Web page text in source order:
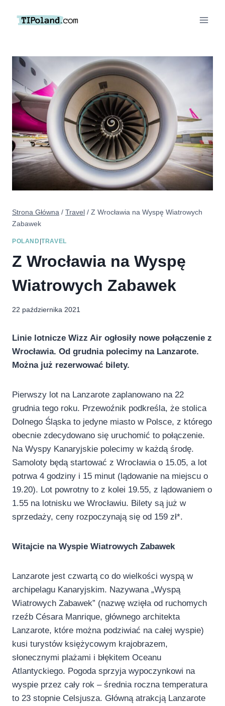
Strona Główna / Travel / Z Wrocławia na Wyspę Wiatrowych
Zabawek
POLAND |TRAVEL
Z Wrocławia na Wyspę
Wiatrowych Zabawek
22 października 2021
Linie lotnicze Wizz Air ogłosiły nowe połączenie z
Wrocławia. Od grudnia polecimy na Lanzarote.
Można już rezerwować bilety.
Pierwszy lot na Lanzarote zaplanowano na 22
grudnia tego roku. Przewoźnik podkreśla, że stolica
Dolnego Śląska to jedyne miasto w Polsce, z którego
obecnie zdecydowano się uruchomić to połączenie.
Na Wyspy Kanaryjskie polecimy w każdą środę.
Samoloty będą startować z Wrocławia o 15.05, a lot
potrwa 4 godziny i 15 minut (lądowanie na miejscu o
19.20). Lot powrotny to z kolei 19.55, z lądowaniem o
1.55 na lotnisku we Wrocławiu. Bilety są już w
sprzedaży, ceny rozpoczynają się od 159 zł*.
Witajcie na Wyspie Wiatrowych Zabawek
Lanzarote jest czwartą co do wielkości wyspą w
archipelagu Kanaryjskim. Nazywana „Wyspą
Wiatrowych Zabawek” (nazwę wzięła od ruchomych
rzeźb Césara Manrique, głównego architekta
Lanzarote, które można podziwiać na całej wyspie)
kusi turystów księżycowym krajobrazem,
słonecznymi plażami i błękitem Oceanu
Atlantyckiego. Pogoda sprzyja wypoczynkowi na
wyspie przez cały rok – średnia roczna temperatura
to 23 stopnie Celsjusza. Główną atrakcją Lanzarote